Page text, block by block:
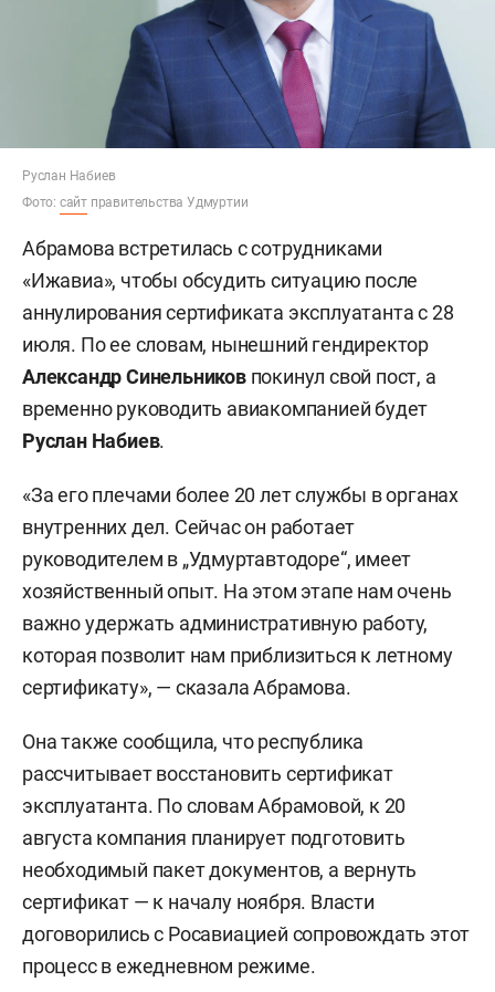
Руслан Набиев
Фото: сайт правительства Удмуртии
Абрамова встретилась с сотрудниками
«Ижавиа», чтобы обсудить ситуацию после
аннулирования сертификата эксплуатанта с 28
июля. По ее словам, нынешний гендиректор
Александр Синельниковпокинул свой пост, а
временно руководить авиакомпанией будет
Руслан Набиев.
«За его плечами более 20 лет службы в органах
внутренних дел. Сейчас он работает
руководителем в „Удмуртавтодоре“, имеет
хозяйственный опыт. На этом этапе нам очень
важно удержать административную работу,
которая позволит нам приблизиться к летному
сертификату», — сказала Абрамова.
Она также сообщила, что республика
рассчитывает восстановить сертификат
эксплуатанта. По словам Абрамовой, к 20
августа компания планирует подготовить
необходимый пакет документов, а вернуть
сертификат — к началу ноября. Власти
договорились с Росавиацией сопровождать этот
процесс в ежедневном режиме.